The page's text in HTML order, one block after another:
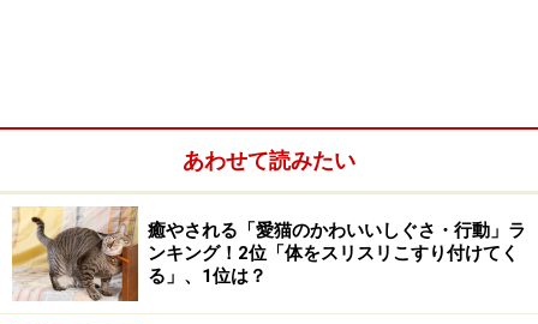
あわせて読みたい
癒やされる「愛猫のかわいいしぐさ・行動」ラ
ンキング！2位「体をスリスリこすり付けてく
る」、1位は？